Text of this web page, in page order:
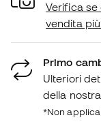
Verifica
vendita
Primo
Ulteriori
della nostra
*Non